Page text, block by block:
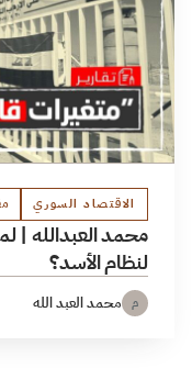
الاقتصاد السوري
محمد العبدالله |
لنظام الأسد؟
م محمد العبد الله